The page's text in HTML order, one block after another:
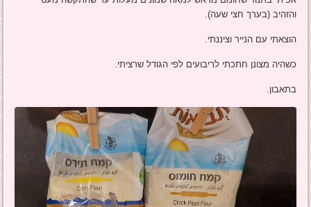
והזהיב (בערך חצי שעה).
הוצאתי עם הנייר וציננתי.
כשהיה מצונן חתכתי לריבועים לפי הגודל שרציתי.
בתאבון.